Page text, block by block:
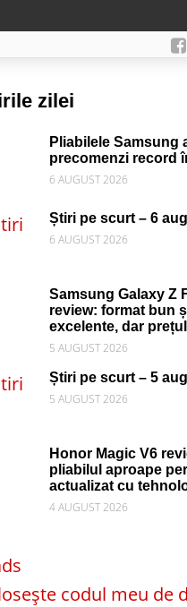
zilei
Pliabilele Samsung
precomenzi record
6 AUGUST 2026
Știri pe scurt – 6
6 AUGUST 2026
Samsung Galaxy Z
review: format bun
excelente, dar
5 AUGUST 2026
Știri pe scurt – 5
5 AUGUST 2026
Honor Magic V6
pliabilul aproape
actualizat cu
4 AUGUST 2026
codul meu de